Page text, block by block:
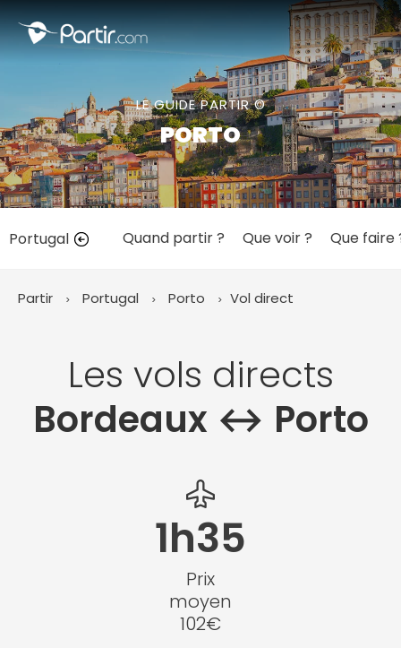
LE GUIDE PARTIR ©
PORTO
Portugal Quand partir ? Que voir ? Que faire
Partir Portugal Porto Vol direct
Les vols directs
Bordeaux ↔︎ Porto
1h35
Prix
moyen
102€
Fermer
📍 Destinations populaires
☀️ Où partir par mois
Juillet
Août Septembre
Octobre